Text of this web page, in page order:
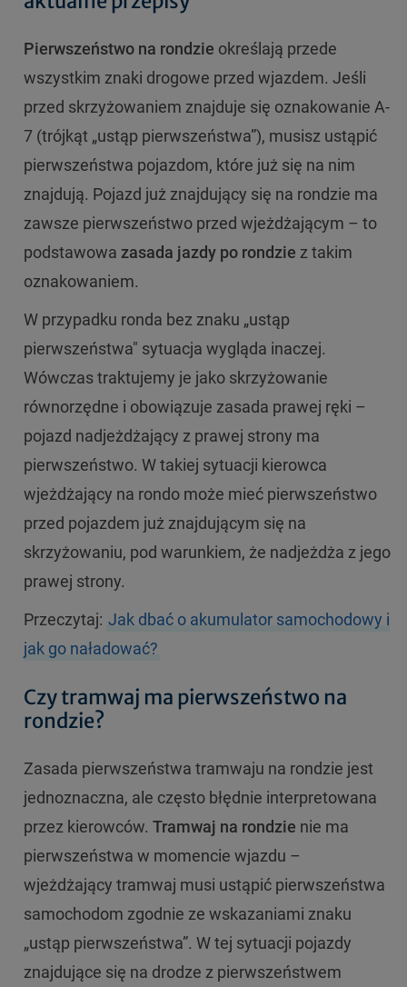
Pierwszeństwo na rondzie określają przede
wszystkim znaki drogowe przed wjazdem. Jeśli
przed skrzyżowaniem znajduje się oznakowanie A-
7 (trójkąt „ustąp pierwszeństwa”), musisz ustąpić
pierwszeństwa pojazdom, które już się na nim
znajdują. Pojazd już znajdujący się na rondzie ma
zawsze pierwszeństwo przed wjeżdżającym – to
podstawowa zasada jazdy po rondzie z takim
oznakowaniem.
W przypadku ronda bez znaku „ustąp
pierwszeństwa" sytuacja wygląda inaczej.
Wówczas traktujemy je jako skrzyżowanie
równorzędne i obowiązuje zasada prawej ręki –
pojazd nadjeżdżający z prawej strony ma
pierwszeństwo. W takiej sytuacji kierowca
wjeżdżający na rondo może mieć pierwszeństwo
przed pojazdem już znajdującym się na
skrzyżowaniu, pod warunkiem, że nadjeżdża z jego
prawej strony.
Przeczytaj: Jak dbać o akumulator samochodowy i
jak go naładować?
Czy tramwaj ma pierwszeństwo na
rondzie?
Zasada pierwszeństwa tramwaju na rondzie jest
jednoznaczna, ale często błędnie interpretowana
przez kierowców. Tramwaj na rondzie nie ma
pierwszeństwa w momencie wjazdu –
wjeżdżający tramwaj musi ustąpić pierwszeństwa
samochodom zgodnie ze wskazaniami znaku
„ustąp pierwszeństwa”. W tej sytuacji pojazdy
znajdujące się na drodze z pierwszeństwem